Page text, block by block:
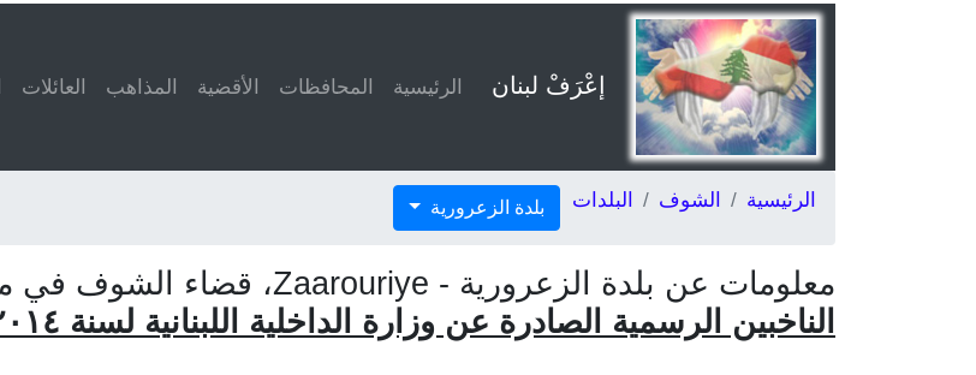
إعْرَفْ لبنان الرئيسية المحافظات الأقضية المذاهب العائلات
الرئيسية الشوف البلدات بلدة الزعرورية
معلومات عن بلدة الزعرورية - Zaarouriye، قضاء الشوف في محافظة جبل لبنان، حسب
الناخبين الرسمية الصادرة عن وزارة الداخلية اللبنانية لسنة ٢٠١٤